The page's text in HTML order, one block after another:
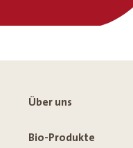
Über uns
Bio-Produkte